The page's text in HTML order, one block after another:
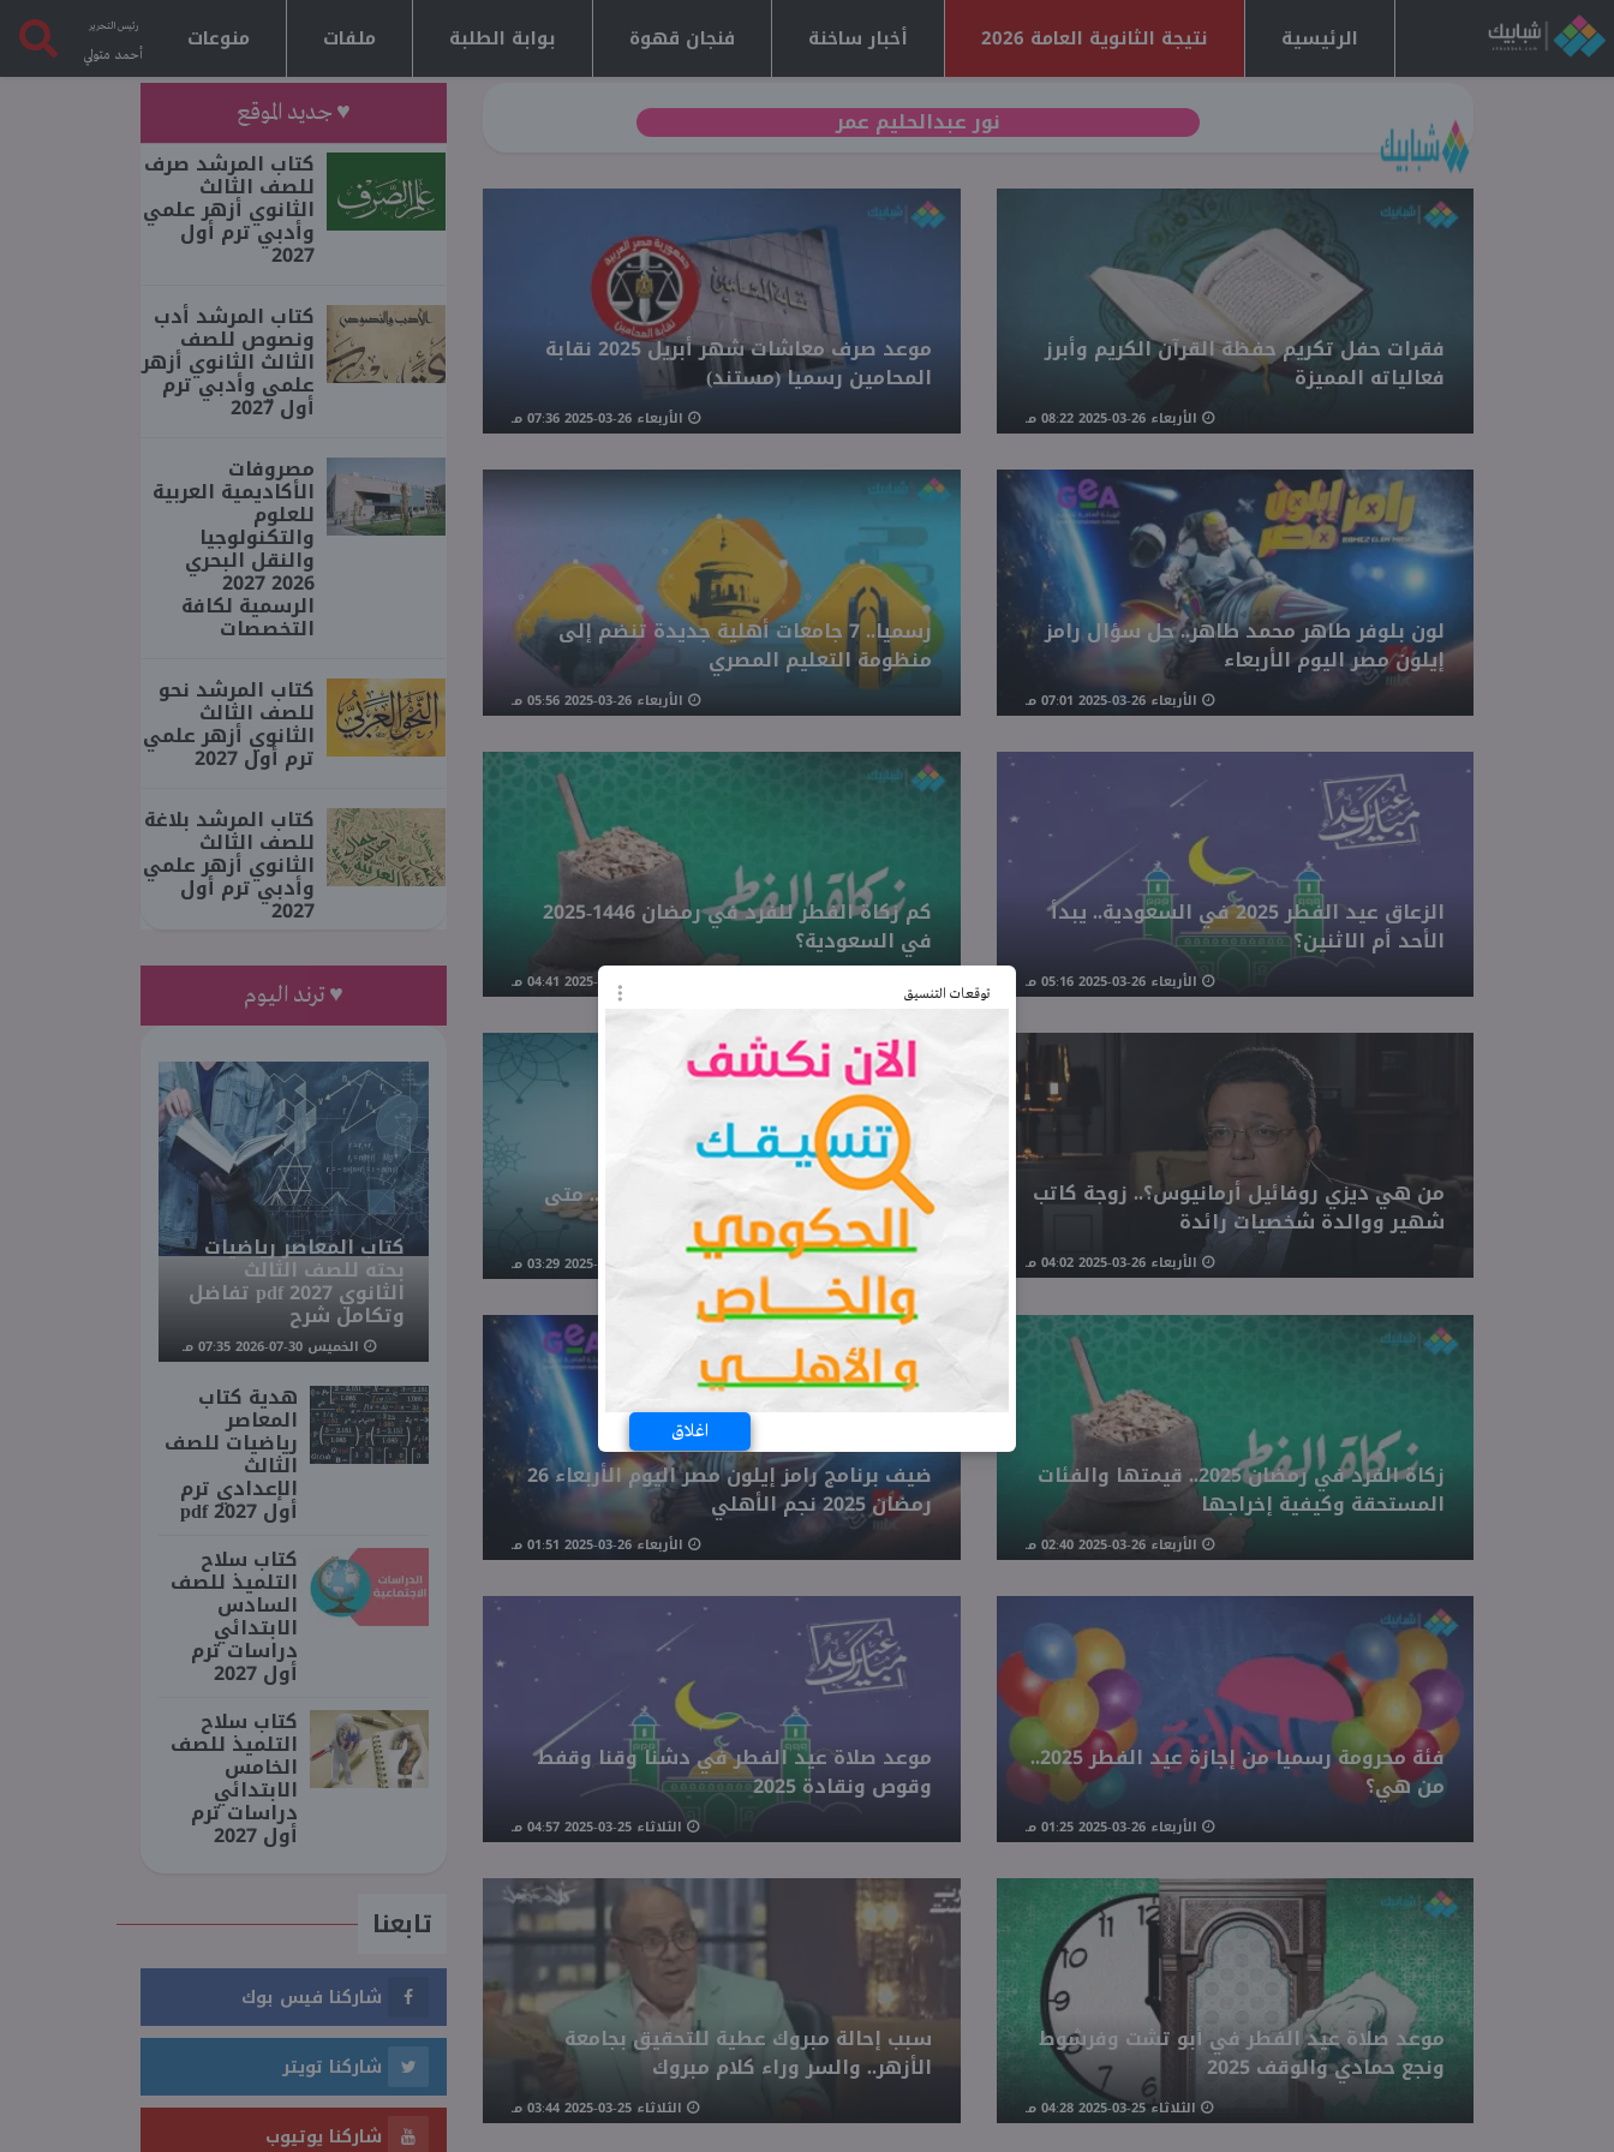
توقعات التنسيق
اغلاق
الرئيسية نتيجة الثانوية العامة 2026 أخبار ساخنة فنجان قهوة بوابة الطلبة ملفات منوعات رئيس التحرير
أحمد متولي
نور عبدالحليم عمر
فقرات حفل تكريم حفظة القرآن الكريم وأبرز
فعالياته المميزة
الأربعاء 26-03-2025 08:22 مـ
موعد صرف معاشات شهر أبريل 2025 نقابة
المحامين رسميا (مستند)
الأربعاء 26-03-2025 07:36 مـ
لون بلوفر طاهر محمد طاهر.. حل سؤال رامز
إيلون مصر اليوم الأربعاء
الأربعاء 26-03-2025 07:01 مـ
رسميا.. 7 جامعات أهلية جديدة تنضم إلى
منظومة التعليم المصري
الأربعاء 26-03-2025 05:56 مـ
الزعاق عيد الفطر 2025 في السعودية.. يبدأ
الأحد أم الاثنين؟
الأربعاء 26-03-2025 05:16 مـ
كم زكاة الفطر للفرد في رمضان 1446-2025
في السعودية؟
من هي ديزي روفائيل أرمانيوس؟.. زوجة كاتب
شهير ووالدة شخصيات رائدة
الأربعاء 26-03-2025 04:02 مـ
الفرق بين الزكاة والفدية في رمضان.. متى
تجب كل منهما؟
زكاة الفرد في رمضان 2025.. قيمتها والفئات
المستحقة وكيفية إخراجها
الأربعاء 26-03-2025 02:40 مـ
ضيف برنامج رامز إيلون مصر اليوم الأربعاء 26
رمضان 2025 نجم الأهلي
الأربعاء 26-03-2025 01:51 مـ
فئة محرومة رسميا من إجازة عيد الفطر 2025..
من هي؟
الأربعاء 26-03-2025 01:25 مـ
موعد صلاة عيد الفطر في دشنا وقنا وقفط
وقوص ونقادة 2025
الثلاثاء 25-03-2025 04:57 مـ
موعد صلاة عيد الفطر في أبو تشت وفرشوط
ونجع حمادي والوقف 2025
الثلاثاء 25-03-2025 04:28 مـ
سبب إحالة مبروك عطية للتحقيق بجامعة
الأزهر.. والسر وراء كلام مبروك
الثلاثاء 25-03-2025 03:44 مـ
♥ جديد الموقع
كتاب المرشد صرف
للصف الثالث
الثانوي أزهر علمي
وأدبي ترم أول
2027
كتاب المرشد أدب
ونصوص للصف
الثالث الثانوي أزهر
علمي وأدبي ترم
أول 2027
مصروفات
الأكاديمية العربية
للعلوم
والتكنولوجيا
والنقل البحري
2026 2027
الرسمية لكافة
التخصصات
كتاب المرشد نحو
للصف الثالث
الثانوي أزهر علمي
ترم أول 2027
كتاب المرشد بلاغة
للصف الثالث
الثانوي أزهر علمي
وأدبي ترم أول
2027
♥ ترند اليوم
كتاب المعاصر رياضيات
بحته للصف الثالث
الثانوي 2027 pdf تفاضل
وتكامل شرح
الخميس 30-07-2026 07:35 مـ
هدية كتاب
المعاصر
رياضيات للصف
الثالث
الإعدادي ترم
أول 2027 pdf
كتاب سلاح
التلميذ للصف
السادس
الابتدائي
دراسات ترم
أول 2027
كتاب سلاح
التلميذ للصف
الخامس
الابتدائي
دراسات ترم
أول 2027
تابعنا
شاركنا فيس بوك
شاركنا تويتر
شاركنا يوتيوب